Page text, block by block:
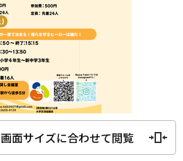
画面サイズに合わせて閲覧